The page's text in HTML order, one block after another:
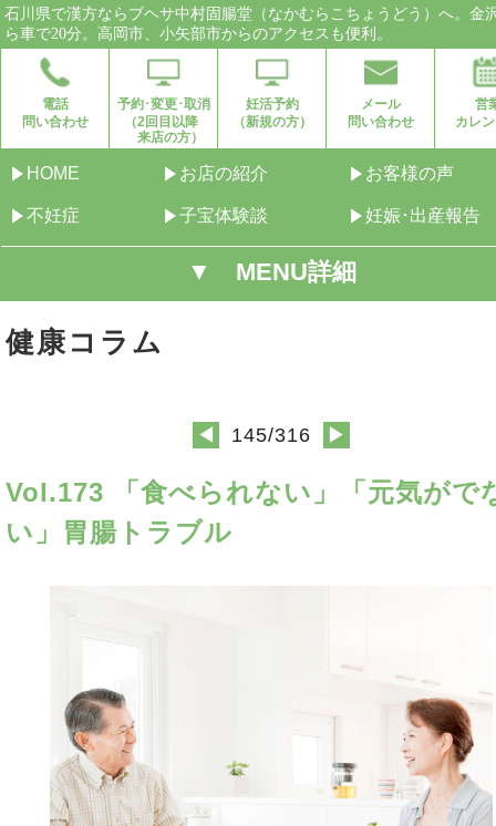
石川県で漢方ならブヘサ中村固腸堂（なかむらこちょうどう）へ。金
ら車で20分。高岡市、小矢部市からのアクセスも便利。
電話
問い合わせ
予約･変更･取消
（2回目以降
来店の方）
妊活予約
（新規の方）
メール
問い合わせ
営
カレ
HOME お店の紹介 お客様の声
不妊症 子宝体験談 妊娠･出産報告
▼ MENU詳細
健康コラム
◀ 145/316 ▶
Vol.173 「食べられない」「元気がで
い」胃腸トラブル